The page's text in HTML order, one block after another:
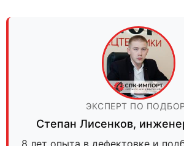
ЭКСПЕРТ ПО
Степан Лисенков,
8 лет опыта в дефектовке и